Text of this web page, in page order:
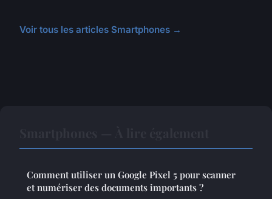
Voir tous les articles Smartphones →
Comment utiliser un Google Pixel 5 pour scanner
et numériser des documents importants ?